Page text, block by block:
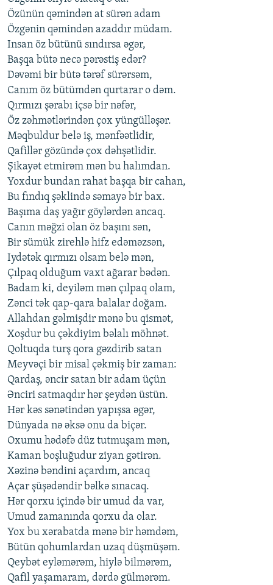
Özünün qəmindən at sürən adam
Özgənin qəmindən azaddır müdam.
Insan öz bütünü sındırsa əgər,
Başqa bütə necə pərəstiş edər?
Dəvəmi bir bütə tərəf sürərsəm,
Canım öz bütümdən qurtarar o dəm.
Qırmızı şərabı içsə bir nəfər,
Öz zəhmətlərindən çox yüngülləşər.
Məqbuldur belə iş, mənfəətlidir,
Qafillər gözündə çox dəhşətlidir.
Şikayət etmirəm mən bu halımdan.
Yoxdur bundan rahat başqa bir cahan,
Bu fındıq şəklində səmayə bir bax.
Başıma daş yağır göylərdən ancaq.
Canın məğzi olan öz başını sən,
Bir sümük zirehlə hifz edəməzsən,
Iydətək qırmızı olsam belə mən,
Çılpaq olduğum vaxt ağarar bədən.
Badam ki, deyiləm mən çılpaq olam,
Zənci tək qap-qara balalar doğam.
Allahdan gəlmişdir mənə bu qismət,
Xoşdur bu çəkdiyim bəlalı möhnət.
Qoltuqda turş qora gəzdirib satan
Meyvəçi bir misal çəkmiş bir zaman:
Qardaş, əncir satan bir adam üçün
Ənciri satmaqdır hər şeydən üstün.
Hər kəs sənətindən yapışsa əgər,
Dünyada nə əksə onu da biçər.
Oxumu hədəfə düz tutmuşam mən,
Kaman boşluğudur ziyan gətirən.
Xəzinə bəndini açardım, ancaq
Açar şüşədəndir bəlkə sınacaq.
Hər qorxu içində bir umud da var,
Umud zamanında qorxu da olar.
Yox bu xərabatda mənə bir həmdəm,
Bütün qohumlardan uzaq düşmüşəm.
Qeybət eyləmərəm, hiylə bilmərəm,
Qafil yaşamaram, dərdə gülmərəm.